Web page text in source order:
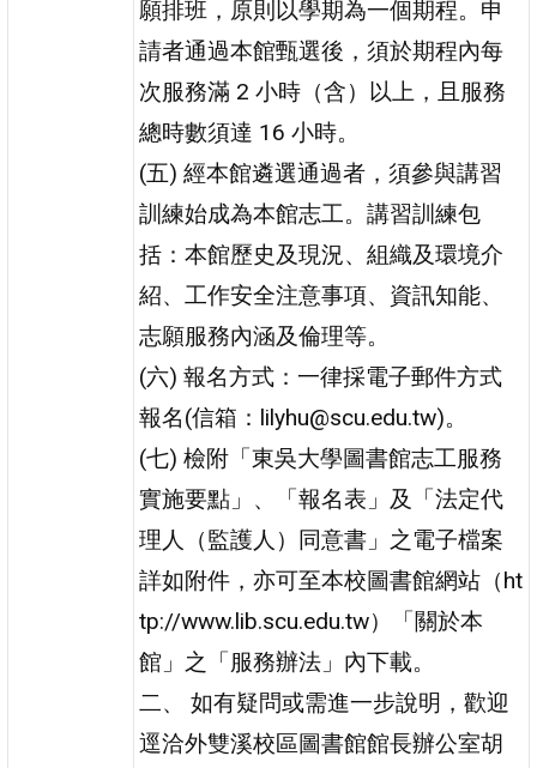
願排班，原則以學期為一個期程。申
請者通過本館甄選後，須於期程內每
次服務滿 2 小時（含）以上，且服務
總時數須達 16 小時。
(五) 經本館遴選通過者，須參與講習
訓練始成為本館志工。講習訓練包
括：本館歷史及現況、組織及環境介
紹、工作安全注意事項、資訊知能、
志願服務內涵及倫理等。
(六) 報名方式：一律採電子郵件方式
報名(信箱：lilyhu@scu.edu.tw)。
(七) 檢附「東吳大學圖書館志工服務
實施要點」、「報名表」及「法定代
理人（監護人）同意書」之電子檔案
詳如附件，亦可至本校圖書館網站（ht
tp://www.lib.scu.edu.tw）「關於本
館」之「服務辦法」內下載。
二、 如有疑問或需進一步說明，歡迎
逕洽外雙溪校區圖書館館長辦公室胡